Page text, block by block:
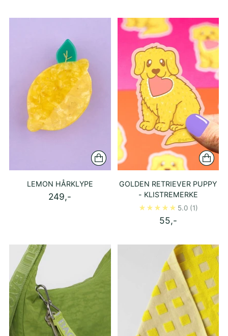
LEMON HÅRKLYPE
249,-
GOLDEN RETRIEVER PUPPY
- KLISTREMERKE
5.0 (1)
55,-